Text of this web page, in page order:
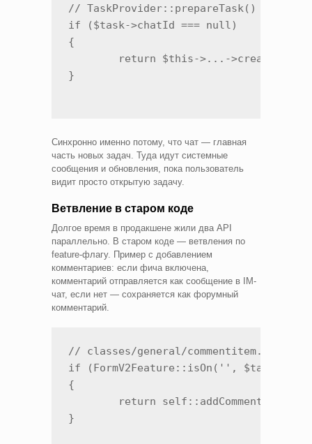
// TaskProvider::prepareTask()
if ($task->chatId === null)
{
}
Синхронно именно потому, что чат — главная
часть новых задач. Туда идут системные
сообщения и обновления, пока пользователь
видит просто открытую задачу.
Ветвление в старом коде
Долгое время в продакшене жили два API
параллельно. В старом коде — ветвления по
feature-флагу. Пример с добавлением
комментариев: если фича включена,
комментарий отправляется как сообщение в IM-
чат, если нет — сохраняется как форумный
комментарий.
// classes/general/commentitem.php
if (FormV2Feature::isOn('', $task-
{
}